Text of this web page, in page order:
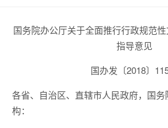
国务院办公厅关于全面推行行政规范
指导意见
国办发〔2018〕
各省、自治区、直辖市人民政府，国
构：